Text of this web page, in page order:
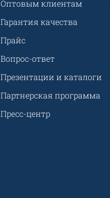
Оптовым клиентам
Гарантия качества
Прайс
Вопрос-ответ
Презентации и каталоги
Партнерская программа
Пресс-центр